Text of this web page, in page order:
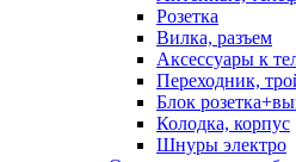
Розетка
Вилка, разъем
Аксессуары к
Переходник,
Блок
Колодка, корпус
Шнуры электро